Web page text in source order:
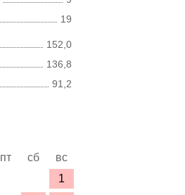
19
152,0
136,8
91,2
пт сб
вс
1